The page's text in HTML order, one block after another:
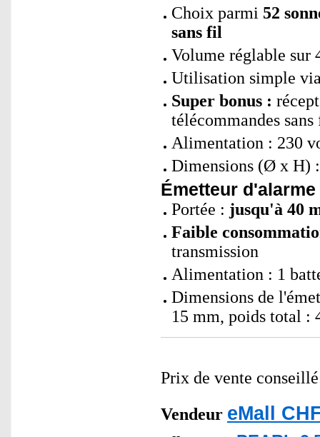
Choix parmi 52
sans fil
Volume réglable sur
Utilisation simple
Super bonus :
télécommandes
Alimentation : 230
Dimensions (Ø x H)
Émetteur
Portée : jusqu'à 40
Faible
transmission
Alimentation : 1
Dimensions de
15 mm, poids total :
Prix de vente
Vendeur eMall